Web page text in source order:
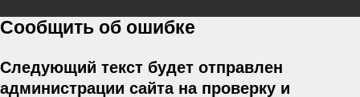
Сообщить об ошибке
Следующий текст будет отправлен
администрации сайта на проверку и